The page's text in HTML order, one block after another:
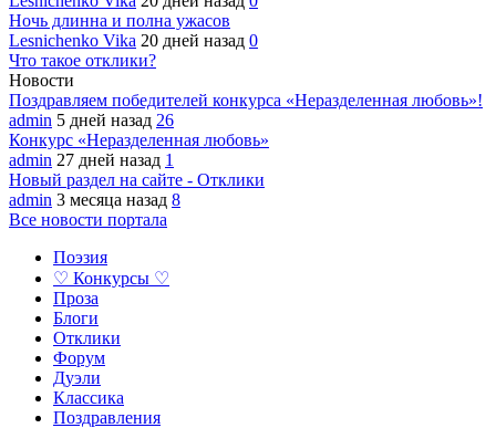
Ночь длинна и полна ужасов
Lesnichenko Vika 20 дней назад 0
Что такое отклики?
Новости
Поздравляем победителей конкурса «Неразделенная любовь»!
admin 5 дней назад 26
Конкурс «Неразделенная любовь»
admin 27 дней назад 1
Новый раздел на сайте - Отклики
admin 3 месяца назад 8
Все новости портала
Поэзия
♡ Конкурсы ♡
Проза
Блоги
Отклики
Форум
Дуэли
Классика
Поздравления